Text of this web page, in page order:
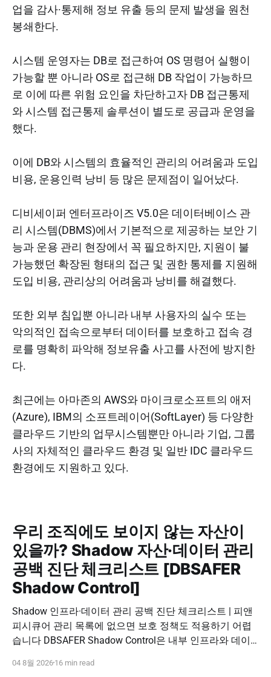
업을 감사·통제해 정보 유출 등의 문제 발생을 원천
봉쇄한다.
시스템 운영자는 DB로 접근하여 OS 명령어 실행이
가능할 뿐 아니라 OS로 접근해 DB 작업이 가능하므
로 이에 따른 위험 요인을 차단하고자 DB 접근통제
와 시스템 접근통제 솔루션이 별도로 공급과 운영을
했다.
이에 DB와 시스템의 효율적인 관리의 어려움과 도입
비용, 운용인력 낭비 등 많은 문제점이 일어났다.
디비세이퍼 엔터프라이즈 V5.0은 데이터베이스 관
리 시스템(DBMS)에서 기본적으로 제공하는 보안 기
능과 운용 관리 현장에서 꼭 필요하지만, 지원이 불
가능했던 확장된 형태의 접근 및 권한 통제를 지원해
도입 비용, 관리상의 어려움과 낭비를 해결했다.
또한 외부 침입뿐 아니라 내부 사용자의 실수 또는
악의적인 접속으로부터 데이터를 보호하고 접속 경
로를 명확히 파악해 정보유출 사고를 사전에 방지한
다.
최근에는 아마존의 AWS와 마이크로소프트의 애저
(Azure), IBM의 소프트레이어(SoftLayer) 등 다양한
클라우드 기반의 업무시스템뿐만 아니라 기업, 그룹
사의 자체적인 클라우드 환경 및 일반 IDC 클라우드
환경에도 지원하고 있다.
우리 조직에도 보이지 않는 자산이
있을까? Shadow 자산·데이터 관리
공백 진단 체크리스트 [DBSAFER
Shadow Control]
Shadow 인프라·데이터 관리 공백 진단 체크리스트 | 피앤
피시큐어 관리 목록에 없으면 보호 정책도 적용하기 어렵
습니다 DBSAFER Shadow Control은 내부 인프라와 데이
나의 보안 운영 흐름으로 제공합니다. DBSAFER Shadow
04 8월 2026 16 min read